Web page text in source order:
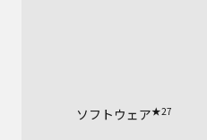
ソフトウェア★27